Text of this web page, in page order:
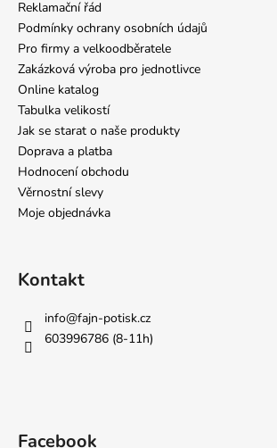
Reklamační řád
Podmínky ochrany osobních údajů
Pro firmy a velkoodběratele
Zakázková výroba pro jednotlivce
Online katalog
Tabulka velikostí
Jak se starat o naše produkty
Doprava a platba
Hodnocení obchodu
Věrnostní slevy
Moje objednávka
Kontakt
info@fajn-potisk.cz
603996786 (8-11h)
Facebook